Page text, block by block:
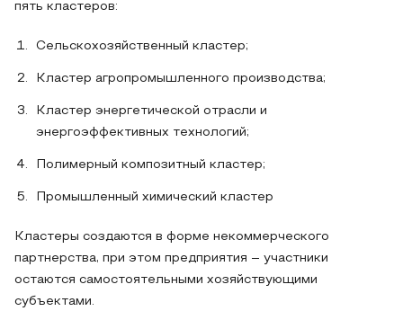
пять кластеров:
Сельскохозяйственный кластер;
Кластер агропромышленного производства;
Кластер энергетической отрасли и
энергоэффективных технологий;
Полимерный композитный кластер;
Промышленный химический кластер
Кластеры создаются в форме некоммерческого
партнерства, при этом предприятия – участники
остаются самостоятельными хозяйствующими
субъектами.